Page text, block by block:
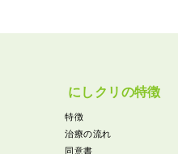
にしクリの特徴
特徴
治療の流れ
同意書